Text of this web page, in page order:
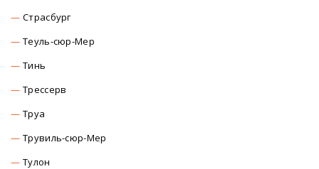
Страсбург
Теуль-сюр-Мер
Тинь
Трессерв
Труа
Трувиль-сюр-Мер
Тулон